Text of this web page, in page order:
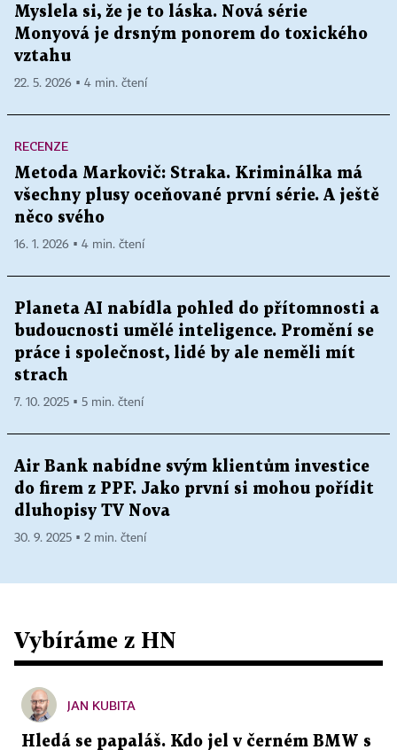
Myslela si, že je to láska. Nová série
Monyová je drsným ponorem do toxického
vztahu
22. 5. 2026 ▪ 4 min. čtení
RECENZE
Metoda Markovič: Straka. Kriminálka má
všechny plusy oceňované první série. A ještě
něco svého
16. 1. 2026 ▪ 4 min. čtení
Planeta AI nabídla pohled do přítomnosti a
budoucnosti umělé inteligence. Promění se
práce i společnost, lidé by ale neměli mít
strach
7. 10. 2025 ▪ 5 min. čtení
Air Bank nabídne svým klientům investice
do firem z PPF. Jako první si mohou pořídit
dluhopisy TV Nova
30. 9. 2025 ▪ 2 min. čtení
Vybíráme z HN
JAN KUBITA
Hledá se papaláš. Kdo jel v černém BMW s